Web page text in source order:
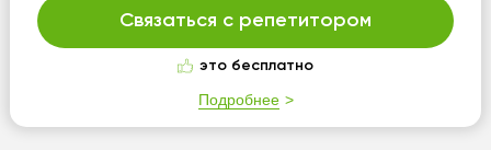
Связаться с репетитором
это бесплатно
Подробнее